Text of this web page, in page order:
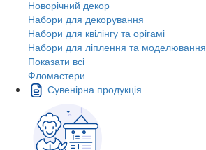
Новорічний декор
Набори для декорування
Набори для квілінгу та орігамі
Набори для ліплення та моделювання
Показати всі
Фломастери
Сувенірна продукція